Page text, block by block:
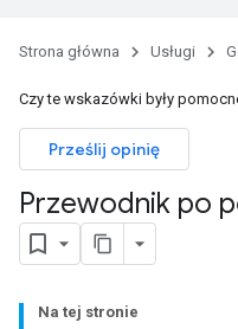
Strona główna Usługi
Czy te wskazówki były
Prześlij opinię
Przewodnik po
Na tej stronie